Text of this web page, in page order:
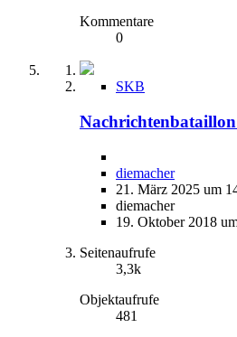
Kommentare
0
SKB
diemacher
21. März 2025 um
diemacher
19. Oktober 2018
Seitenaufrufe
3,3k
Objektaufrufe
481